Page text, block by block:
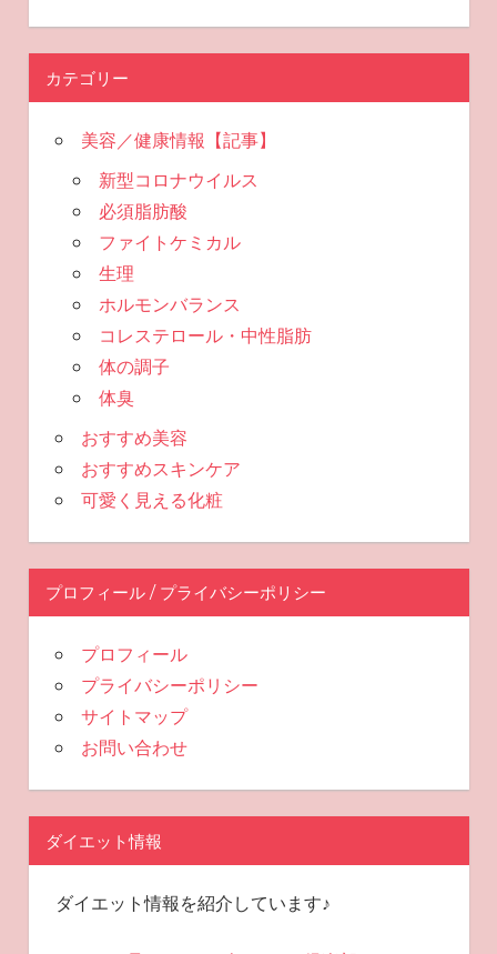
カテゴリー
美容／健康情報【記事】
新型コロナウイルス
必須脂肪酸
ファイトケミカル
生理
ホルモンバランス
コレステロール・中性脂肪
体の調子
体臭
おすすめ美容
おすすめスキンケア
可愛く見える化粧
プロフィール / プライバシーポリシー
プロフィール
プライバシーポリシー
サイトマップ
お問い合わせ
ダイエット情報
ダイエット情報を紹介しています♪